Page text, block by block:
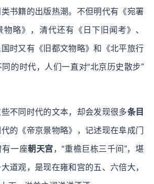
书籍的出版热潮。不但明代有《宛署
物略》，清代还有《日下旧闻考》、
国时又有《旧都文物略》和《北平旅行
的时代，人们一直对“北京历史散步”
不同时代的文本，却会发现很多条目
的《帝京景物略》，记述现在阜成门
有一座朝天宫，“重檐巨栋三千间”，堪
道观，是现在雍和宫的五、六倍大，